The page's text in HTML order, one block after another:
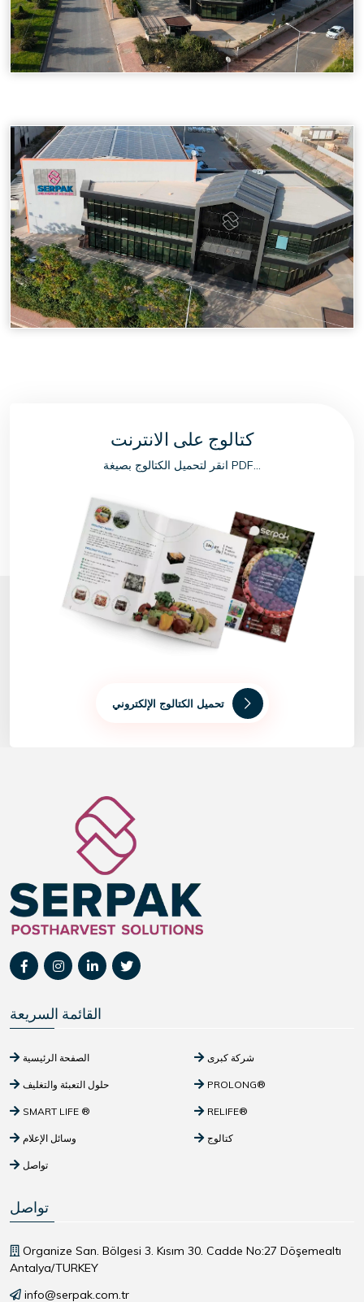
كتالوج على الانترنت
انقر لتحميل الكتالوج بصيغة PDF...
تحميل الكتالوج الإلكتروني
القائمة السريعة
الصفحة الرئيسية شركة كبرى
حلول التعبئة والتغليف PROLONG®
SMART LIFE ® RELIFE®
وسائل الإعلام كتالوج
تواصل
تواصل
Organize San. Bölgesi 3. Kısım 30. Cadde No:27 Döşemealtı
Antalya/TURKEY
info@serpak.com.tr